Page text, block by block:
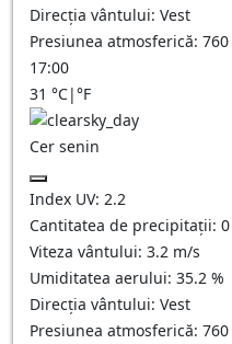
Direcția vântului: Vest
Presiunea atmosferică: 760
17:00
31 °C|°F
Cer senin
Index UV: 2.2
Cantitatea de precipitații: 0
Viteza vântului: 3.2 m/s
Umiditatea aerului: 35.2 %
Direcția vântului: Vest
Presiunea atmosferică: 760